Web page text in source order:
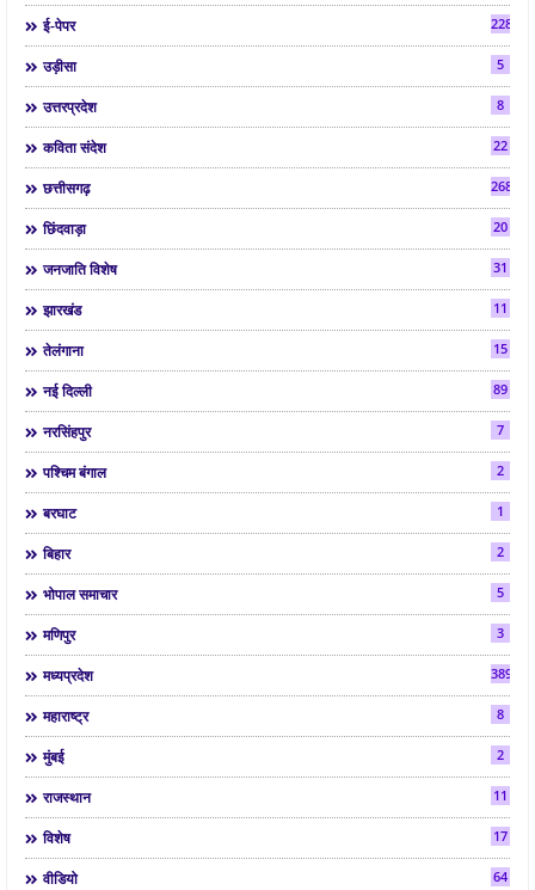
ई-पेपर 2287
उड़ीसा 5
उत्तरप्रदेश 8
कविता संदेश 22
छत्तीसगढ़ 268
छिंदवाड़ा 20
जनजाति विशेष 31
झारखंड 11
तेलंगाना 15
नई दिल्ली 89
नरसिंहपुर 7
पश्चिम बंगाल 2
बरघाट 1
बिहार 2
भोपाल समाचार 5
मणिपुर 3
मध्यप्रदेश 3892
महाराष्ट्र 8
मुंबई 2
राजस्थान 11
विशेष 17
वीडियो 64